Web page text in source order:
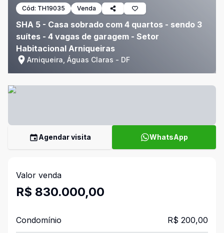
Cód: TH19035 Venda
SHA 5 - Casa sobrado com 4 quartos - sendo 3
suítes - 4 vagas de garagem - Setor
Habitacional Arniqueiras
Arniqueira, Águas Claras - DF
Agendar visita WhatsApp
Valor venda
R$ 830.000,00
Condomínio R$ 200,00